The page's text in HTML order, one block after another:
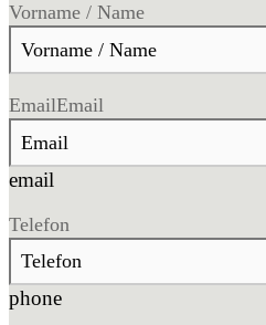
Vorname / Name
EmailEmail
email
Telefon
phone